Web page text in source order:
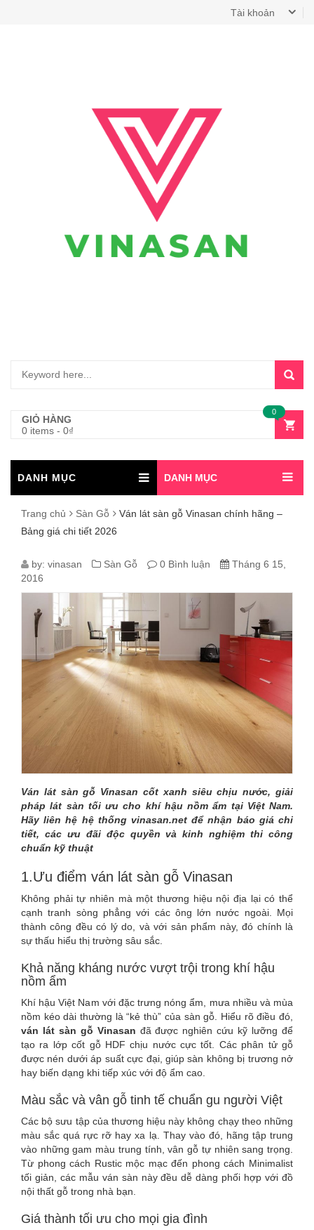
Tài khoản
GIỎ HÀNG
0 items - 0₫
0
DANH MỤC DANH MỤC
Trang chủ Sàn Gỗ
Ván lát sàn gỗ Vinasan chính hãng –
Bảng giá chi tiết 2026
VÁN
LÁT
SÀN
GỖ
VINASAN
CHÍNH
HÃNG
BẢNG
GIÁ
CHI
TIẾT
2026
by: vinasan Sàn Gỗ 0 Bình luận
Tháng 6 15,
2016
Ván lát sàn gỗ Vinasan cốt xanh siêu chịu nước, giải
pháp lát sàn tối ưu cho khí hậu nồm ẩm tại Việt Nam.
Hãy liên hệ hệ thống vinasan.net để nhận báo giá chi
tiết, các ưu đãi độc quyền và kinh nghiệm thi công
chuẩn kỹ thuật
1.Ưu điểm ván lát sàn gỗ Vinasan
Không phải tự nhiên mà một thương hiệu nội địa lại có thể
cạnh tranh sòng phẳng với các ông lớn nước ngoài. Mọi
thành công đều có lý do, và với sản phẩm này, đó chính là
sự thấu hiểu thị trường sâu sắc.
Khả năng kháng nước vượt trội trong khí hậu
nồm ẩm
Khí hậu Việt Nam với đặc trưng nóng ẩm, mưa nhiều và mùa
nồm kéo dài thường là “kẻ thù” của sàn gỗ. Hiểu rõ điều đó,
ván lát sàn gỗ Vinasan đã được nghiên cứu kỹ lưỡng để
tạo ra lớp cốt gỗ HDF chịu nước cực tốt. Các phân tử gỗ
được nén dưới áp suất cực đại, giúp sàn không bị trương nở
hay biến dạng khi tiếp xúc với độ ẩm cao.
Màu sắc và vân gỗ tinh tế chuẩn gu người Việt
Các bộ sưu tập của thương hiệu này không chạy theo những
màu sắc quá rực rỡ hay xa lạ. Thay vào đó, hãng tập trung
vào những gam màu trung tính, vân gỗ tự nhiên sang trọng.
Từ phong cách Rustic mộc mạc đến phong cách Minimalist
tối giản, các mẫu ván sàn này đều dễ dàng phối hợp với đồ
nội thất gỗ trong nhà bạn.
Giá thành tối ưu cho mọi gia đình